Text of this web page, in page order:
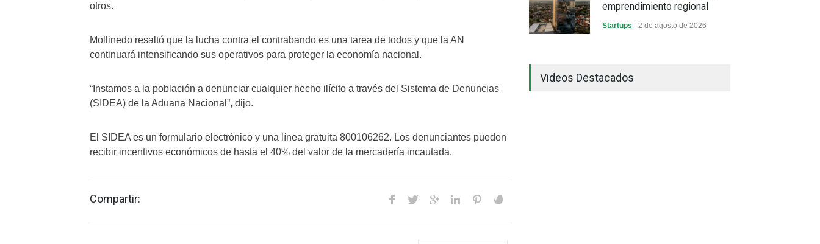
otros.
Mollinedo resaltó que la lucha contra el contrabando es una tarea de todos y que la AN
continuará intensificando sus operativos para proteger la economía nacional.
“Instamos a la población a denunciar cualquier hecho ilícito a través del Sistema de Denuncias
(SIDEA) de la Aduana Nacional”, dijo.
El SIDEA es un formulario electrónico y una línea gratuita 800106262. Los denunciantes pueden
recibir incentivos económicos de hasta el 40% del valor de la mercadería incautada.
Compartir:
emprendimiento regional
Startups 2 de agosto de 2026
industrial y el golpe puede
Videos Destacados